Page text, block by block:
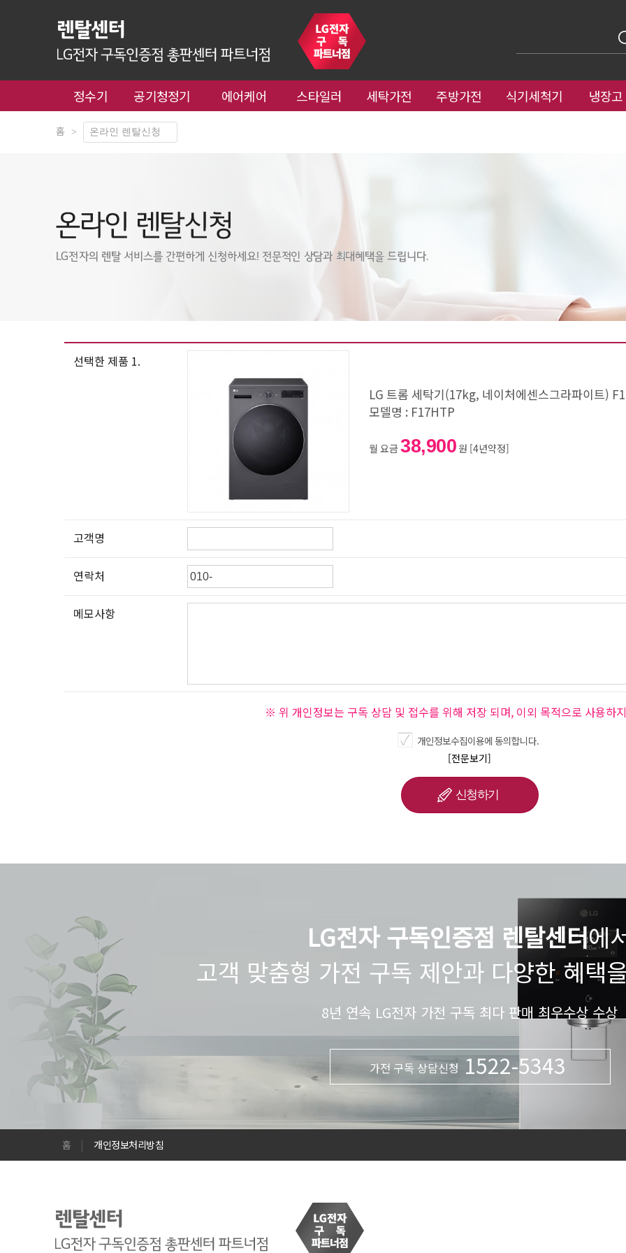
정수기 공기청정기 에어케어 스타일러 세탁가전 주방가전 식기세척기 냉장고
홈 >
선택한 제품 1.
LG 트롬 세탁기(17kg, 네이처에센스그라파이트)
모델명 : F17HTP
월 요금 38,900 원 [4년약정]
고객명
연락처
메모사항
※ 위 개인정보는 구독 상담 및 접수를 위해 저장 되며, 이외 목적으로 사용하
개인정보수집이용에 동의합니다.
[전문보기]
LG전자 구독인증점 렌탈센터에
고객 맞춤형 가전 구독 제안과 다양한 혜택
8년 연속 LG전자 가전 구독 최다 판매 최우수상 수상
가전 구독 상담신청1522-5343
홈 | 개인정보처리방침